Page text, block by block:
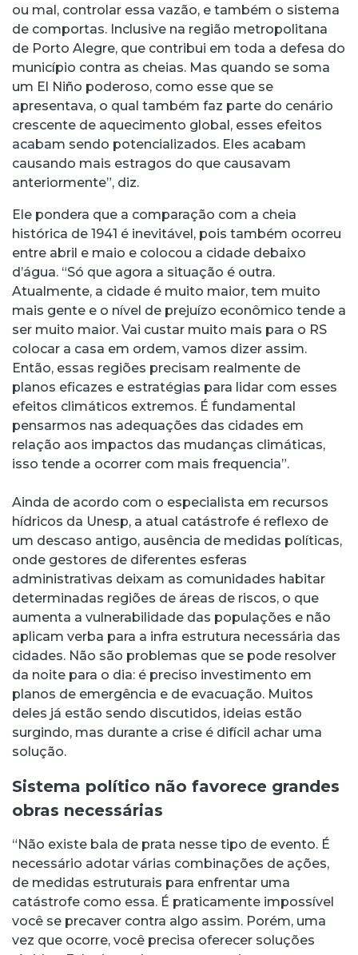
ou mal, controlar essa vazão, e também o sistema
de comportas. Inclusive na região metropolitana
de Porto Alegre, que contribui em toda a defesa do
município contra as cheias. Mas quando se soma
um El Niño poderoso, como esse que se
apresentava, o qual também faz parte do cenário
crescente de aquecimento global, esses efeitos
acabam sendo potencializados. Eles acabam
causando mais estragos do que causavam
anteriormente”, diz.
Ele pondera que a comparação com a cheia
histórica de 1941 é inevitável, pois também ocorreu
entre abril e maio e colocou a cidade debaixo
d’água. “Só que agora a situação é outra.
Atualmente, a cidade é muito maior, tem muito
mais gente e o nível de prejuízo econômico tende a
ser muito maior. Vai custar muito mais para o RS
colocar a casa em ordem, vamos dizer assim.
Então, essas regiões precisam realmente de
planos eficazes e estratégias para lidar com esses
efeitos climáticos extremos. É fundamental
pensarmos nas adequações das cidades em
relação aos impactos das mudanças climáticas,
isso tende a ocorrer com mais frequencia”.
Ainda de acordo com o especialista em recursos
hídricos da Unesp, a atual catástrofe é reflexo de
um descaso antigo, ausência de medidas políticas,
onde gestores de diferentes esferas
administrativas deixam as comunidades habitar
determinadas regiões de áreas de riscos, o que
aumenta a vulnerabilidade das populações e não
aplicam verba para a infra estrutura necessária das
cidades. Não são problemas que se pode resolver
da noite para o dia: é preciso investimento em
planos de emergência e de evacuação. Muitos
deles já estão sendo discutidos, ideias estão
surgindo, mas durante a crise é difícil achar uma
solução.
Sistema político não favorece grandes
obras necessárias
“Não existe bala de prata nesse tipo de evento. É
necessário adotar várias combinações de ações,
de medidas estruturais para enfrentar uma
catástrofe como essa. É praticamente impossível
você se precaver contra algo assim. Porém, uma
vez que ocorre, você precisa oferecer soluções